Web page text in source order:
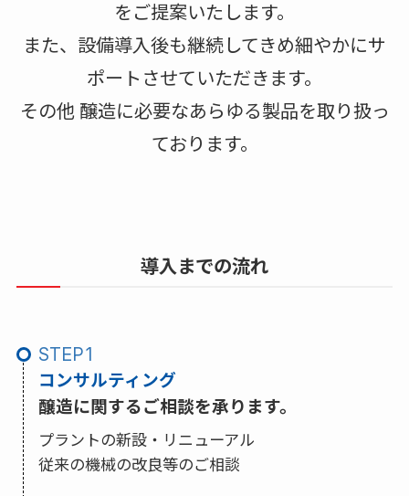
をご提案いたします。
また、設備導入後も継続してきめ細やかにサ
ポートさせていただきます。
その他 醸造に必要なあらゆる製品を取り扱っ
ております。
導入までの流れ
STEP
コンサルティング
醸造に関するご相談を承ります。
プラントの新設・リニューアル
従来の機械の改良等のご相談